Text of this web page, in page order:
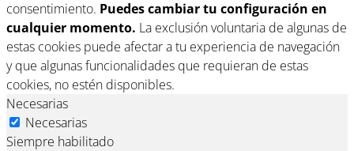
consentimiento. Puedes cambiar tu configuración en
cualquier momento. La exclusión voluntaria de algunas de
estas cookies puede afectar a tu experiencia de navegación
y que algunas funcionalidades que requieran de estas
cookies, no estén disponibles.
Necesarias
Necesarias
Siempre habilitado